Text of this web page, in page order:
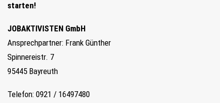
starten!
JOBAKTIVISTEN GmbH
Ansprechpartner: Frank Günther
Spinnereistr. 7
95445 Bayreuth
Telefon: 0921 / 16497480